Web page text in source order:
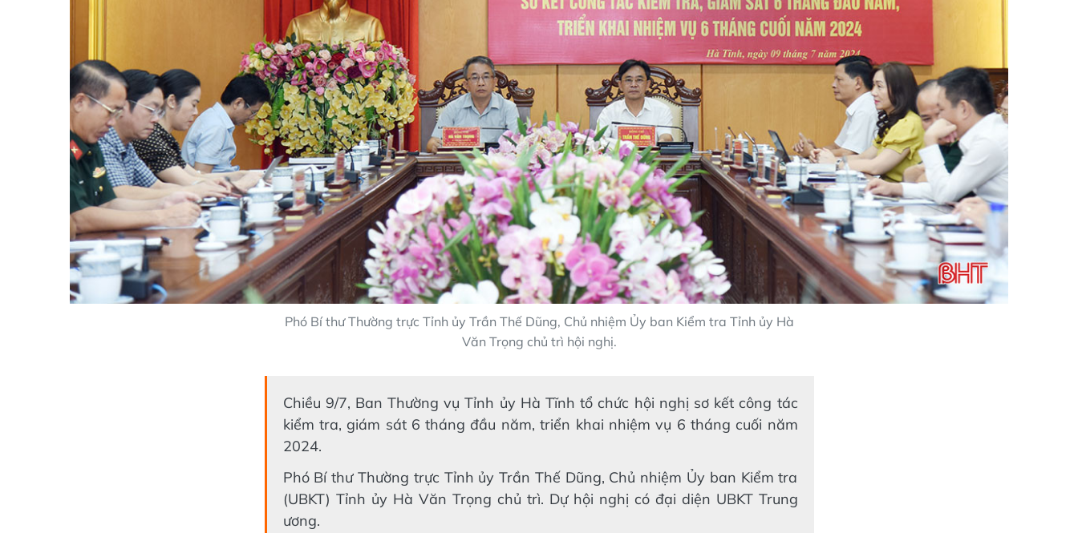
Phó Bí thư Thường trực Tỉnh ủy Trần Thế Dũng, Chủ nhiệm Ủy ban Kiểm tra Tỉnh ủy Hà
Văn Trọng chủ trì hội nghị.
Chiều 9/7, Ban Thường vụ Tỉnh ủy Hà Tĩnh tổ chức hội nghị sơ kết công tác
kiểm tra, giám sát 6 tháng đầu năm, triển khai nhiệm vụ 6 tháng cuối năm
2024.
Phó Bí thư Thường trực Tỉnh ủy Trần Thế Dũng, Chủ nhiệm Ủy ban Kiểm tra
(UBKT) Tỉnh ủy Hà Văn Trọng chủ trì. Dự hội nghị có đại diện UBKT Trung
ương.